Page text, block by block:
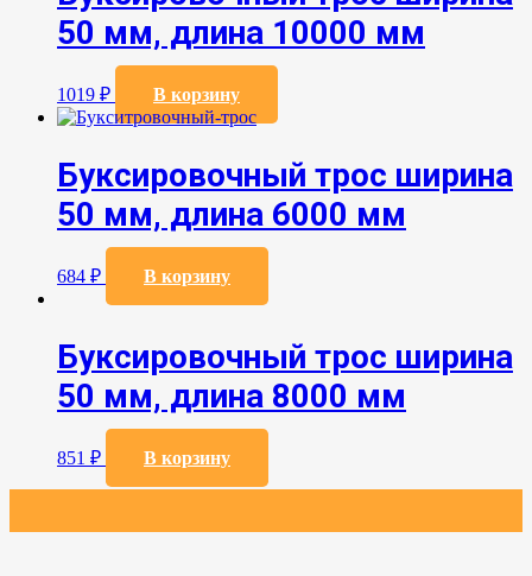
50 мм, длина 10000 мм
1019 ₽ В корзину
Буксировочный трос ширина
50 мм, длина 6000 мм
684 ₽ В корзину
Буксировочный трос ширина
50 мм, длина 8000 мм
851 ₽ В корзину